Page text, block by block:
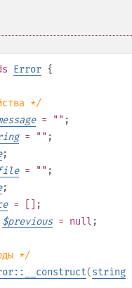
Error {
*/
= "" ;
= "" ;
;
= "" ;
;
= []
;
$previous= null ;
*/
(string